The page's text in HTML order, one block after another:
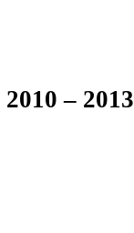
2010 – 2013